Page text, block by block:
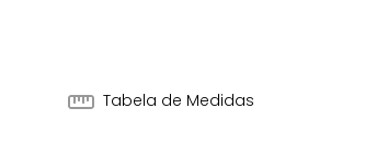
Tabela de Medidas